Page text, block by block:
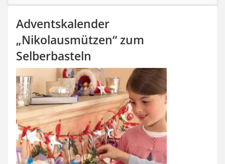
Ferngesteuertes Auto
Subwoofer
Beheizbare Handschuhe
Adventskalender
„Nikolausmützen“ zum
Selberbasteln